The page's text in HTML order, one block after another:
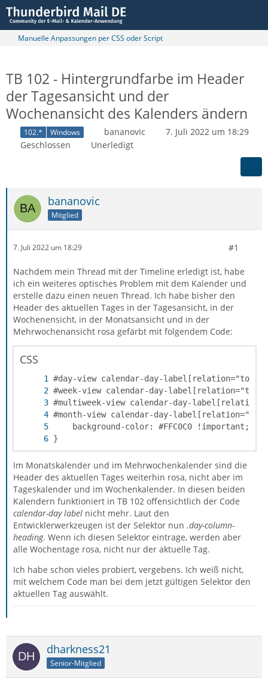
Manuelle Anpassungen per CSS oder Script
TB 102 - Hintergrundfarbe im Header
der Tagesansicht und der
Wochenansicht des Kalenders ändern
102.* Windows bananovic
7. Juli 2022 um 18:29
Geschlossen
Unerledigt
bananovic
Mitglied
7. Juli 2022 um 18:29 #1
Nachdem mein Thread mit der Timeline erledigt ist, habe
ich ein weiteres optisches Problem mit dem Kalender und
erstelle dazu einen neuen Thread. Ich habe bisher den
Header des aktuellen Tages in der Tagesansicht, in der
Wochenensicht, in der Monatsansicht und in der
Mehrwochenansicht rosa gefärbt mit folgendem Code:
CSS
}
Im Monatskalender und im Mehrwochenkalender sind die
Header des aktuellen Tages weiterhin rosa, nicht aber im
Tageskalender und im Wochenkalender. In diesen beiden
Kalendern funktioniert in TB 102 offensichtlich der Code
calendar-day label nicht mehr. Laut den
Entwicklerwerkzeugen ist der Selektor nun .day-column-
heading. Wenn ich diesen Selektor eintrage, werden aber
alle Wochentage rosa, nicht nur der aktuelle Tag.
Ich habe schon vieles probiert, vergebens. Ich weiß nicht,
mit welchem Code man bei dem jetzt gültigen Selektor den
aktuellen Tag auswählt.
dharkness21
Senior-Mitglied